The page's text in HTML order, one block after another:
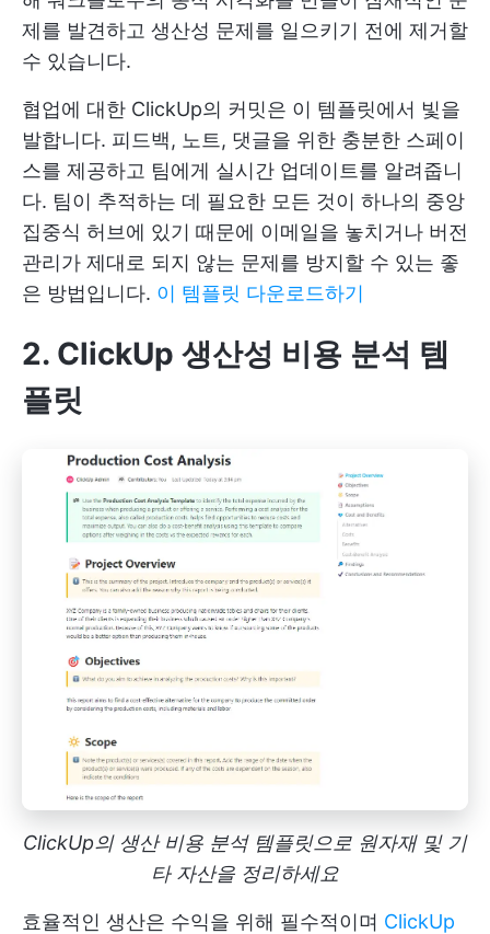
제를 발견하고 생산성 문제를 일으키기 전에 제거할
수 있습니다.
협업에 대한 ClickUp의 커밋은 이 템플릿에서 빛을
발합니다. 피드백, 노트, 댓글을 위한 충분한 스페이
스를 제공하고 팀에게 실시간 업데이트를 알려줍니
다. 팀이 추적하는 데 필요한 모든 것이 하나의 중앙
집중식 허브에 있기 때문에 이메일을 놓치거나 버전
관리가 제대로 되지 않는 문제를 방지할 수 있는 좋
은 방법입니다. 이 템플릿 다운로드하기
2. ClickUp 생산성 비용 분석 템
플릿
ClickUp의 생산 비용 분석 템플릿으로 원자재 및 기
타 자산을 정리하세요
효율적인 생산은 수익을 위해 필수적이며 ClickUp